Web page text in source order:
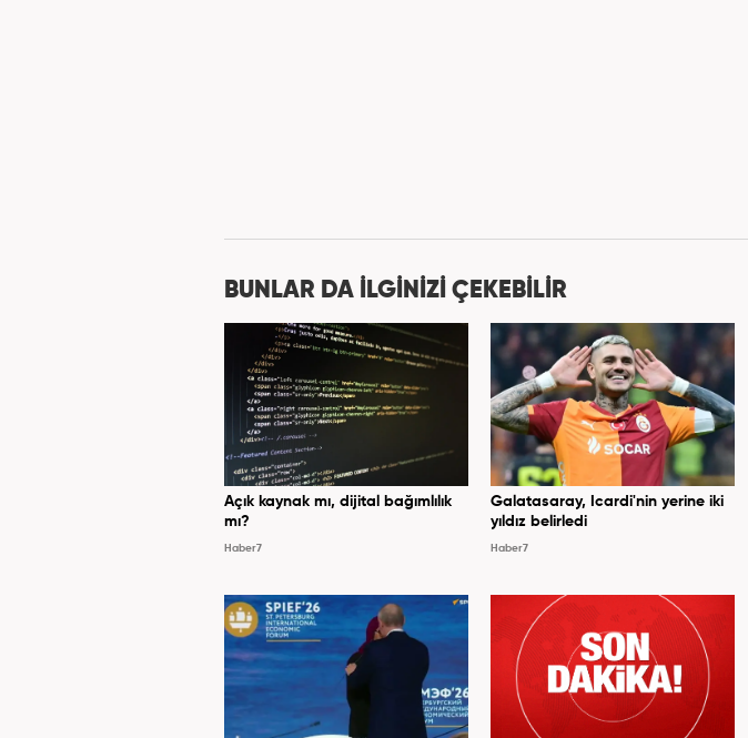
BUNLAR DA İLGİNİZİ ÇEKEBİLİR
Açık kaynak mı, dijital bağımlılık
mı?
Haber7
Galatasaray, Icardi'nin yerine iki
yıldız belirledi
Haber7